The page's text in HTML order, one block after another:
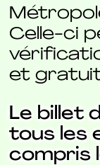
Celle-ci
et
Le billet
tous les
compris